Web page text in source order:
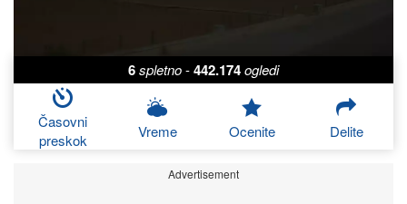
6spletno-442.174ogledi
Časovni
preskok
Vreme Ocenite Delite
Advertisement